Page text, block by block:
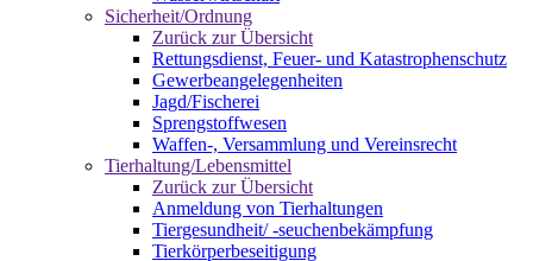
Sicherheit/Ordnung
Zurück zur Übersicht
Rettungsdienst, Feuer- und Katastrophenschutz
Gewerbeangelegenheiten
Jagd/Fischerei
Sprengstoffwesen
Waffen-, Versammlung und Vereinsrecht
Tierhaltung/Lebensmittel
Zurück zur Übersicht
Anmeldung von Tierhaltungen
Tiergesundheit/ -seuchenbekämpfung
Tierkörperbeseitigung